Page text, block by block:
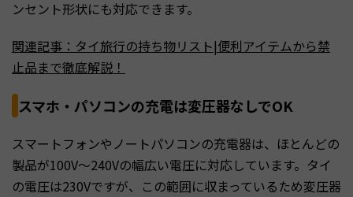
ンセント形状にも対応できます。
関連記事：タイ旅行の持ち物リスト|便利アイテムから禁
止品まで徹底解説！
スマホ・パソコンの充電は変圧器なしでOK
スマートフォンやノートパソコンの充電器は、ほとんどの
製品が100V～240Vの幅広い電圧に対応しています。タイ
の電圧は230Vですが、この範囲に収まっているため変圧器